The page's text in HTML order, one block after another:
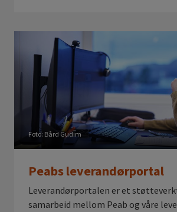
Foto: Bård Gudim
Peabs leverandørportal
Leverandørportalen er et
samarbeid mellom Peab og våre